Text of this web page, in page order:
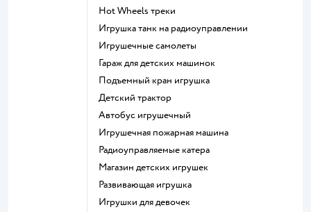
Hot Wheels треки
Игрушка танк на радиоуправлении
Игрушечные самолеты
Гараж для детских машинок
Подъемный кран игрушка
Детский трактор
Автобус игрушечный
Игрушечная пожарная машина
Радиоуправляемые катера
Магазин детских игрушек
Развивающая игрушка
Игрушки для девочек